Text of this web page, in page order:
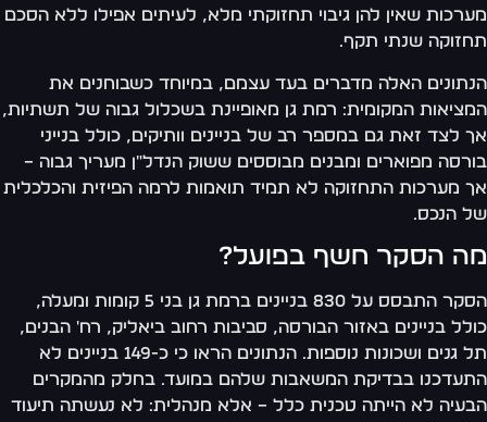
מערכות שאין להן גיבוי תחזוקתי מלא, לעיתים אפילו ללא הסכם
תחזוקה שנתי תקף.
הנתונים האלה מדברים בעד עצמם, במיוחד כשבוחנים את
המציאות המקומית: רמת גן מאופיינת בשכלול גבוה של תשתיות,
אך לצד זאת גם במספר רב של בניינים וותיקים, כולל בנייני
בורסה מפוארים ומבנים מבוססים ששוק הנדל"ן מעריך גבוה –
אך מערכות התחזוקה לא תמיד תואמות לרמה הפיזית והכלכלית
של הנכס.
מה הסקר חשף בפועל?
הסקר התבסס על 830 בניינים ברמת גן בני 5 קומות ומעלה,
כולל בניינים באזור הבורסה, סביבות רחוב ביאליק, רח' הבנים,
תל גנים ושכונות נוספות. הנתונים הראו כי כ-149 בניינים לא
התעדכנו בבדיקת המשאבות שלהם במועד. בחלק מהמקרים
הבעיה לא הייתה טכנית כלל – אלא מנהלית: לא נעשתה תיעוד